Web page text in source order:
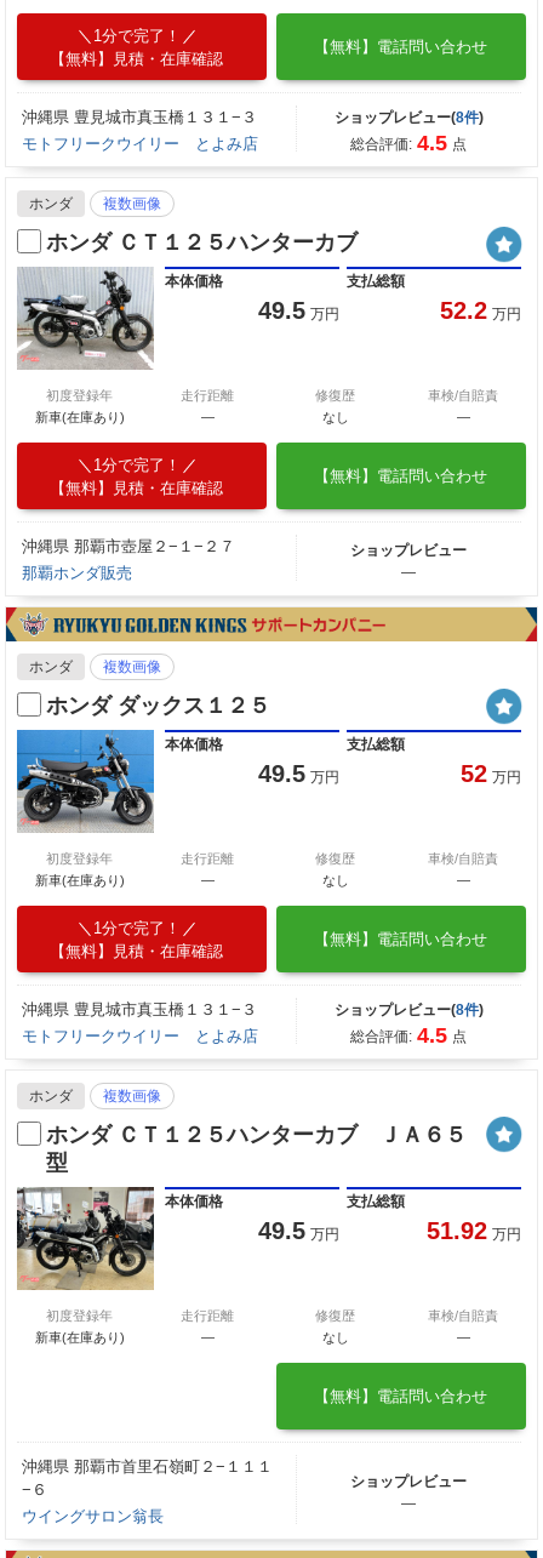
1分で完了！
【無料】見積・在庫確認
【無料】電話問い合わせ
沖縄県 豊見城市真玉橋１３１−３
モトフリークウイリー とよみ店
ショップレビュー(8件)
総合評価: 4.5 点
ホンダ 複数画像
ホンダ ＣＴ１２５ハンターカブ
本体価格
49.5 万円
支払総額
52.2 万円
初度登録年
新車(在庫あり)
走行距離
―
修復歴
なし
車検/自賠責
―
1分で完了！
【無料】見積・在庫確認
【無料】電話問い合わせ
沖縄県 那覇市壺屋２−１−２７
那覇ホンダ販売
ショップレビュー
―
ホンダ 複数画像
ホンダ ダックス１２５
本体価格
49.5 万円
支払総額
52 万円
初度登録年
新車(在庫あり)
走行距離
―
修復歴
なし
車検/自賠責
―
1分で完了！
【無料】見積・在庫確認
【無料】電話問い合わせ
沖縄県 豊見城市真玉橋１３１−３
モトフリークウイリー とよみ店
ショップレビュー(8件)
総合評価: 4.5 点
ホンダ 複数画像
ホンダ ＣＴ１２５ハンターカブ ＪＡ６５
型
本体価格
49.5 万円
支払総額
51.92 万円
初度登録年
新車(在庫あり)
走行距離
―
修復歴
なし
車検/自賠責
―
【無料】電話問い合わせ
沖縄県 那覇市首里石嶺町２−１１１
−６
ウイングサロン翁長
ショップレビュー
―